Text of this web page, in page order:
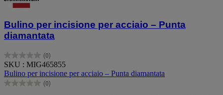
Bulino per incisione per acciaio – Punta
diamantata
(0)
0.0
su
5
stelle.
SKU : MIG465855
Bulino per incisione per acciaio – Punta diamantata
(0)
0.0